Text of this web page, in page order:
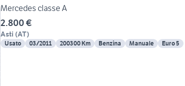
Mercedes classe A
2.800 €
Asti (AT)
Usato 03/2011 200300 Km Benzina Manuale Euro 5